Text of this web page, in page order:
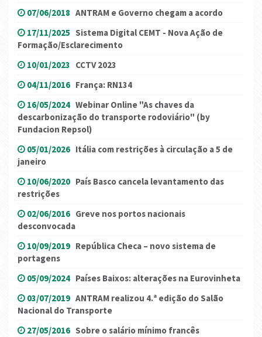
07/06/2018 ANTRAM e Governo chegam a acordo
17/11/2025 Sistema Digital CEMT - Nova Ação de
Formação/Esclarecimento
10/01/2023 CCTV 2023
04/11/2016 França: RN134
16/05/2024 Webinar Online "As chaves da
descarbonização do transporte rodoviário" (by
Fundacion Repsol)
05/01/2026 Itália com restrições à circulação a 5 de
janeiro
10/06/2020 País Basco cancela levantamento das
restrições
02/06/2016 Greve nos portos nacionais
desconvocada
10/09/2019 República Checa – novo sistema de
portagens
05/09/2024 Países Baixos: alterações na Eurovinheta
03/07/2019 ANTRAM realizou 4.ª edição do Salão
Nacional do Transporte
27/05/2016 Sobre o salário mínimo francês